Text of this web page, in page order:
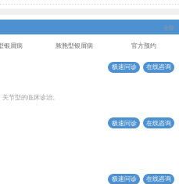
全部
银屑病 脓胞型银屑病 官方预约
节型的临床诊治。
极速问诊 在线咨询
极速问诊 在线咨询
极速问诊 在线咨询